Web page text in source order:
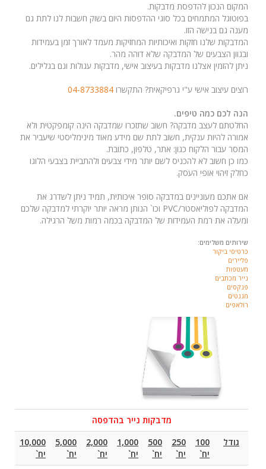
המקום הנכון להדפסת מדבקות.
בפוטוגל המתמחים בכל סוגי ההדפסות היום בשוק חשבות לנו לתת גם
מענה גם בנישה הזו.
המדבקות שלנו חזקות ואיכותיות המחזיקות מעמד לאורך זמן בעמידות
ובגוון הצבעים של המדבקה שלא דוהה מהר.
ניתן להזמין אצלנו מדבקות בעיצוב אישי, מדבקות עגולות וגם בגלילים.
רוצים עיצוב אישי ע"י גרפיקאית? התקשרו 04-8733884
הנה לכם כמה טיפים.
החלטתם לעצב מדבקה? חשוב שתזכרו שמדבקה הינה קומפקטית ולא
אמורה להיות ענקית, חשוב לתת שם מידע מאוד מינימליסטי שיעביר את
המסר עבור הלקוח כגון: אתר, טלפון, כתובת.
כמו כן חשוב לא להכניס לשם יותר מידי צבעים ולהתביית בצבעי הלוגו
כחלק זיהוי אופי העסק.
אם אתכם מעוניינים במדבקה סופר איכותית, תמיד ניתן לשדרג את
המדבקה לפוליאסטר/PVC וכו` הנותן מראה יותר יוקרתי למדבקה שלכם
ומעלה את רמת העמידות של המדבקה בכמה רמות משל הרגילה.
שירותים משלימים:
כרטיסי ביקור
פליירים
מעטפות
נייר מכתבים
פנקסים
מגנטים
רולאפים
מדבקות נייר בהדפסה
גודל
100
יח`
250
יח`
500
יח`
1,000
יח`
2,000
יח`
5,000
יח`
10,000
יח`